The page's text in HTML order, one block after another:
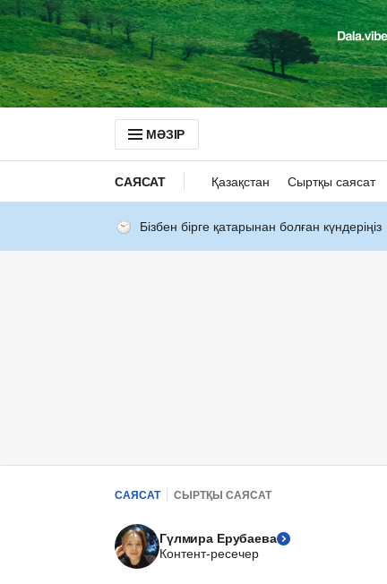
МӘЗІР
САЯСАТ Қазақстан Сыртқы саясат
Бізбен бірге қатарынан болған күндеріңіз
САЯСАТ СЫРТҚЫ САЯСАТ
Гүлмира Ерубаева
Контент-ресечер